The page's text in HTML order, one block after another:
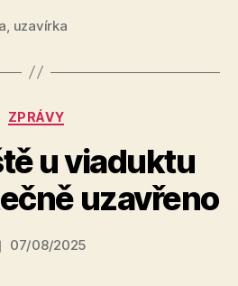
uzavírka
Rubriky
ZPRÁVY
u viaduktu
uzavřeno
Autor
u
t
o
a
07/08/2025